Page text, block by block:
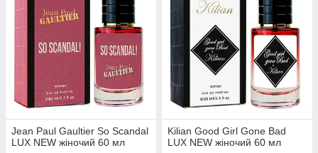
Jean Paul Gaultier So Scandal
LUX NEW жіночий 60 мл
Kilian Good Girl Gone Bad
LUX NEW жіночий 60 мл